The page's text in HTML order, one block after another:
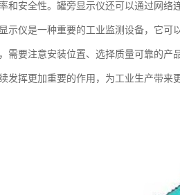
和安全性。罐旁显示仪还可以通过网络
示仪是一种重要的工业监测设备，它
需要注意安装位置、选择质量可靠的产
发挥更加重要的作用，为工业生产带来